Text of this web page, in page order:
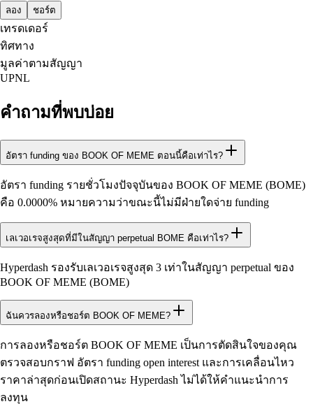
ลอง ชอร์ต
เทรดเดอร์
ทิศทาง
มูลค่าตามสัญญา
UPNL
คำถามที่พบบ่อย
อัตรา funding ของ BOOK OF MEME ตอนนี้คือเท่าไร?
อัตรา funding รายชั่วโมงปัจจุบันของ BOOK OF MEME (BOME)
คือ 0.0000% หมายความว่าขณะนี้ไม่มีฝ่ายใดจ่าย funding
เลเวอเรจสูงสุดที่มีในสัญญา perpetual BOME คือเท่าไร?
Hyperdash รองรับเลเวอเรจสูงสุด 3 เท่าในสัญญา perpetual ของ
BOOK OF MEME (BOME)
ฉันควรลองหรือชอร์ต BOOK OF MEME?
การลองหรือชอร์ต BOOK OF MEME เป็นการตัดสินใจของคุณ
ตรวจสอบกราฟ อัตรา funding open interest และการเคลื่อนไหว
ราคาล่าสุดก่อนเปิดสถานะ Hyperdash ไม่ได้ให้คำแนะนำการ
ลงทุน